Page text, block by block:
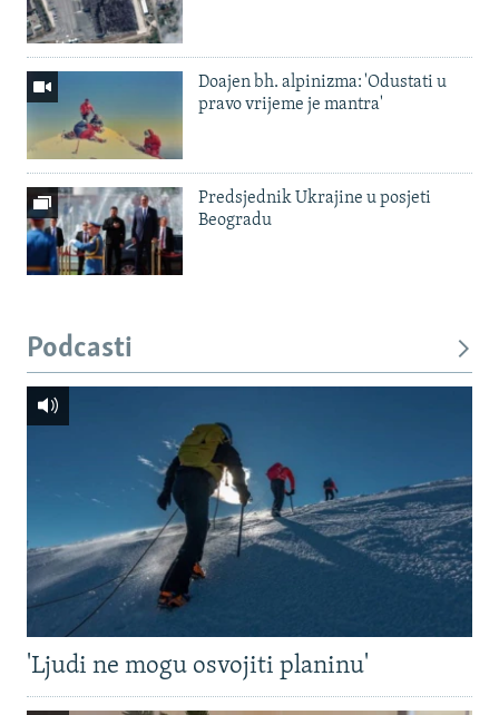
Doajen bh. alpinizma: 'Odustati u
pravo vrijeme je mantra'
Predsjednik Ukrajine u posjeti
Beogradu
Podcasti
'Ljudi ne mogu osvojiti planinu'